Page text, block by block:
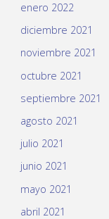
enero 2022
diciembre 2021
noviembre 2021
octubre 2021
septiembre 2021
agosto 2021
julio 2021
junio 2021
mayo 2021
abril 2021